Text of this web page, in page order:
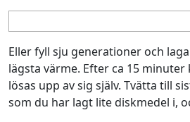
Eller fyll sju generationer och
lägsta värme. Efter ca 15
lösas upp av sig själv. Tvätta till
som du har lagt lite diskmedel i,